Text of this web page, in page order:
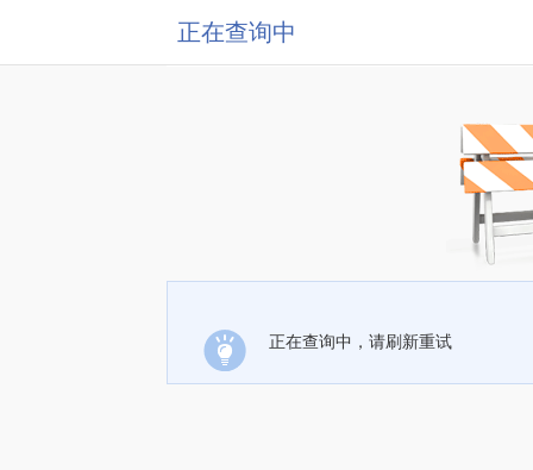
正在查询中
正在查询中，请刷新重试